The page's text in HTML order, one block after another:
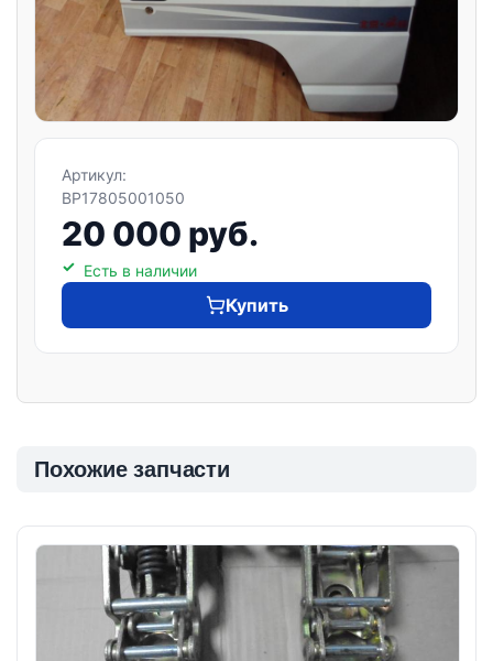
Артикул:
BP17805001050
20 000 руб.
Есть в наличии
Купить
Похожие запчасти